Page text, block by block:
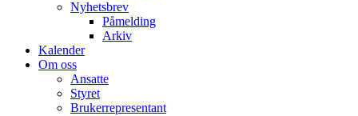
Nyhetsbrev
Påmelding
Arkiv
Kalender
Om oss
Ansatte
Styret
Brukerrepresentant